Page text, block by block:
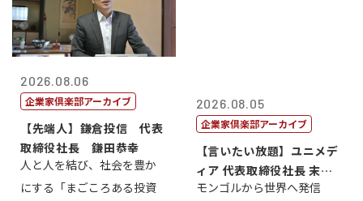
2026.08.06
企業家倶楽部アーカイブ
【先端人】鎌倉投信 代表
取締役社長 鎌田恭幸
人と人を結び、社会を豊か
にする「まごころある投資
2026.08.05
企業家倶楽部アーカイブ
【言いたい放題】ユニメデ
ィア 代表取締役社長 末田
真
モンゴルから世界へ発信